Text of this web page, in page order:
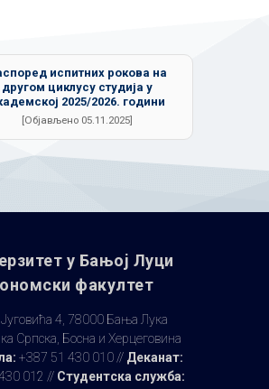
испитних рокова на
другом циклусу студија у
2025/2026. години
[Објављено 05.11.2025]
у Бањoj Луци
факултет
Југовића 4, 78000 Бања Лука
Српска, Босна и Херцеговина
+387 51 430 010 // Деканат:
012 // Студентска служба: